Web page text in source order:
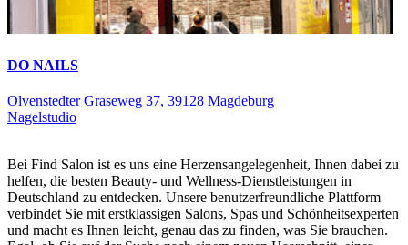
DO NAILS
Olvenstedter Graseweg 37, 39128 Magdeburg
Nagelstudio
Bei Find Salon ist es uns eine Herzensangelegenheit, Ihnen dabei zu
helfen, die besten Beauty- und Wellness-Dienstleistungen in
Deutschland zu entdecken. Unsere benutzerfreundliche Plattform
verbindet Sie mit erstklassigen Salons, Spas und Schönheitsexperten
und macht es Ihnen leicht, genau das zu finden, was Sie brauchen.